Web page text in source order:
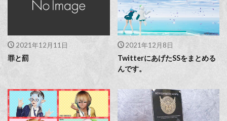
2021年12月11日
罪と罰
2021年12月8日
TwitterにあげたSSをまとめる
んです。